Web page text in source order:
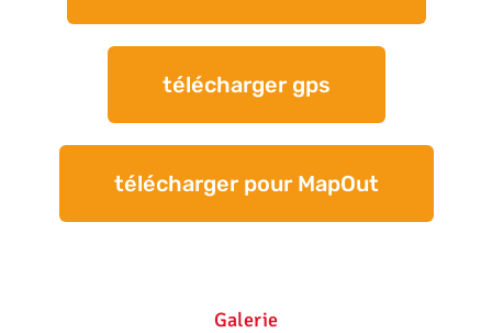
télécharger gps
télécharger pour MapOut
Galerie